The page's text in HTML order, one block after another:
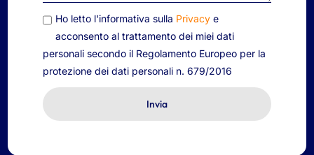
Ho letto l'informativa sulla Privacye
acconsento al trattamento dei miei dati
personali secondo il Regolamento Europeo per la
protezione dei dati personali n. 679/2016
Invia